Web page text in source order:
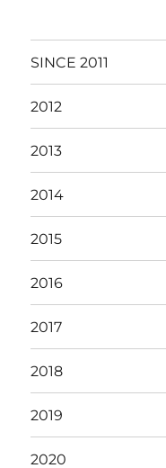
SINCE 2011
2012
2013
2014
2015
2016
2017
2018
2019
2020